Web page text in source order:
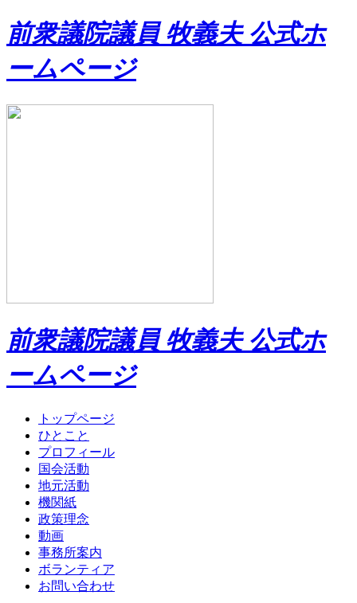
前衆議院議員 牧義夫 公式ホ
ームページ
前衆議院議員 牧義夫 公式ホ
ームページ
トップページ
ひとこと
プロフィール
国会活動
地元活動
機関紙
政策理念
動画
事務所案内
ボランティア
お問い合わせ